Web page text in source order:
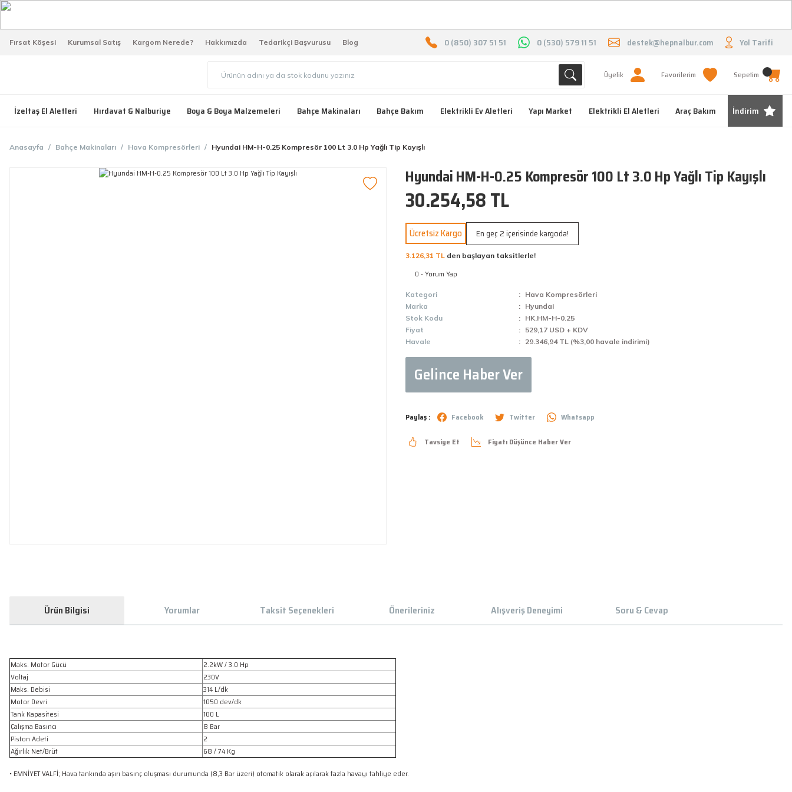
Fırsat Köşesi Kurumsal Satış Kargom Nerede? Hakkımızda Tedarikçi Başvurusu Blog 0 (850) 307 51 51 0 (530) 579 11 51 destek@hepnalbur.com Yol Tarifi
Üyelik Favorilerim Sepetim
İzeltaş El Aletleri Hırdavat & Nalburiye Boya & Boya Malzemeleri Bahçe Makinaları Bahçe Bakım Elektrikli Ev Aletleri Yapı Market Elektrikli El Aletleri Araç Bakım İndirim
Anasayfa Bahçe Makinaları Hava Kompresörleri Hyundai HM-H-0.25 Kompresör 100 Lt 3.0 Hp Yağlı Tip Kayışlı
Hyundai HM-H-0.25 Kompresör 100 Lt 3.0 Hp Yağlı Tip Kayışlı
30.254,58 TL
Ücretsiz Kargo En geç 2 içerisinde kargoda!
3.126,31 TL den başlayan taksitlerle!
0 - Yorum Yap
Kategori
Hava Kompresörleri
Marka
Hyundai
Stok Kodu
HK.HM-H-0.25
Fiyat
529,17 USD + KDV
Havale
29.346,94 TL (%3,00 havale indirimi)
Gelince Haber Ver
Paylaş : Facebook Twitter Whatsapp
Tavsiye Et Fiyatı Düşünce Haber Ver
Ürün Bilgisi Yorumlar Taksit Seçenekleri Önerileriniz Alışveriş Deneyimi Soru & Cevap
Maks. Motor Gücü
2.2kW / 3.0 Hp
Voltaj
230V
Maks. Debisi
314 L/dk
Motor Devri
1050 dev/dk
Tank Kapasitesi
100 L
Çalışma Basıncı
8 Bar
Piston Adeti
2
Ağırlık Net/Brüt
68 / 74 Kg
• EMNİYET VALFİ; Hava tankında aşırı basınç oluşması durumunda (8,3 Bar üzeri) otomatik olarak açılarak fazla havayı tahliye eder.